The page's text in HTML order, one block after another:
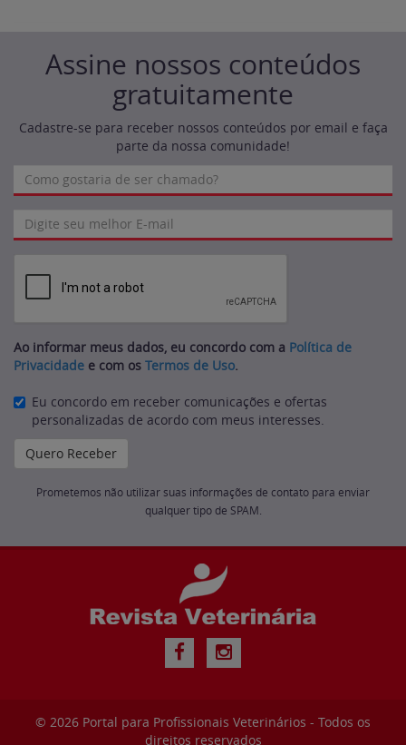
Assine nossos conteúdos
gratuitamente
Cadastre-se para receber nossos conteúdos por email e faça
parte da nossa comunidade!
Ao informar meus dados, eu concordo com a Política de
Privacidade e com os Termos de Uso.
Eu concordo em receber comunicações e ofertas
personalizadas de acordo com meus interesses.
Prometemos não utilizar suas informações de contato para enviar
qualquer tipo de SPAM.
© 2026 Portal para Profissionais Veterinários - Todos os
direitos reservados